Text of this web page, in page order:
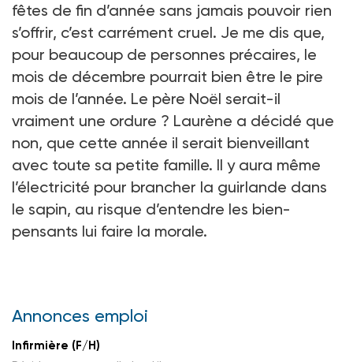
fêtes de fin d’année sans jamais pouvoir rien
s’offrir, c’est carrément cruel. Je me dis que,
pour beaucoup de personnes précaires, le
mois de décembre pourrait bien être le pire
mois de l’année. Le père Noël serait-il
vraiment une ordure ? Laurène a décidé que
non, que cette année il serait bienveillant
avec toute sa petite famille. Il y aura même
l’électricité pour brancher la guirlande dans
le sapin, au risque d’entendre les bien-
pensants lui faire la morale.
Annonces emploi
Infirmière (F/H)